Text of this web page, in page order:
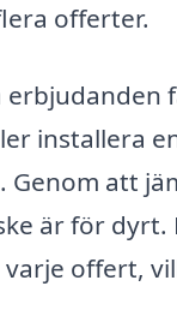
offerter.
installera
att
är för
offert,